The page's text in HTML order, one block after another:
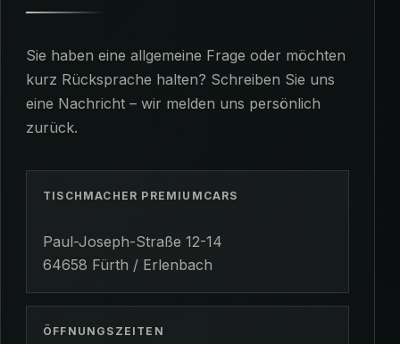
Sie haben eine allgemeine Frage oder möchten
kurz Rücksprache halten? Schreiben Sie uns
eine Nachricht – wir melden uns persönlich
zurück.
TISCHMACHER PREMIUMCARS
Paul-Joseph-Straße 12-14
64658 Fürth / Erlenbach
ÖFFNUNGSZEITEN